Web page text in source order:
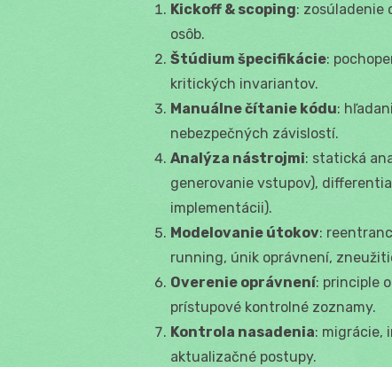
Kickoff & scoping: zosúladenie
osôb.
Štúdium špecifikácie:
kritických invariantov.
Manuálne čítanie kódu:
nebezpečných závislostí.
Analýza nástrojmi: statická
generovanie vstupov),
implementácii).
Modelovanie útokov:
running, únik oprávnení,
Overenie oprávnení: principle
prístupové kontrolné zoznamy.
Kontrola nasadenia: migrácie,
aktualizačné postupy.